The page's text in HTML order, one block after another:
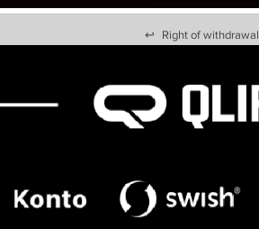
↩ Right of withdrawal